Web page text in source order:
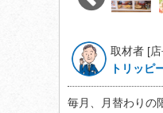
取材者 [
トリッピ
毎月、月替わりの